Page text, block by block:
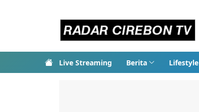
Live Streaming Berita Lifestyle